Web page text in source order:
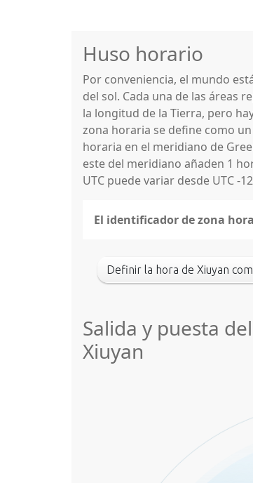
Huso horario
Por conveniencia, el mundo
del sol. Cada una de las áreas
la longitud de la Tierra, pero
zona horaria se define como
horaria en el meridiano de
este del meridiano añaden 1
UTC puede variar desde UTC -
El identificador de zona
Definir la hora de Xiuyan
Salida y puesta
Xiuyan